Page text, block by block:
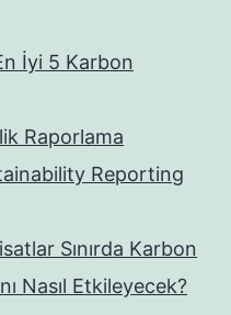
İyi 5 Karbon
Raporlama
Reporting
Sınırda Karbon
Nasıl Etkileyecek?